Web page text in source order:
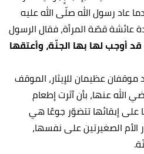
عاد رسول الله صلّى الله عليه
عائشة قصّة المرأة، فقال الرسول
قد أوجب لها بها الجنّة، وأعتقها
عظيمان للإيثار، الموقف
الله عنها، بأن آثرت إطعام
على إبقائها تتضوّر جوعًا هي
الأم الصغيرتين على نفسها،